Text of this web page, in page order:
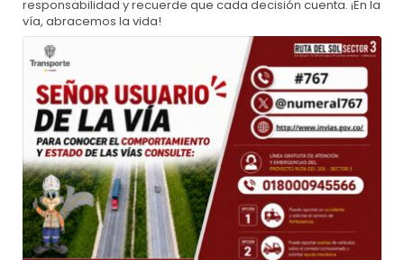
responsabilidad y recuerde que cada decisión cuenta. ¡En la
vía, abracemos la vida!